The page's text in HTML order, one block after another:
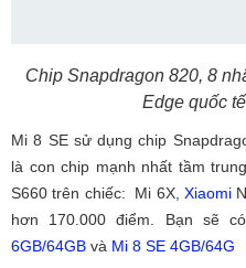
Chip Snapdragon 820, 8
Edge quốc
Mi 8 SE sử dụng chip
là con chip mạnh nhất tầm
S660 trên chiếc: Mi 6X, Xiaomi
hơn 170.000 điểm. Bạn sẽ
6GB/64GB và Mi 8 SE 4GB/64G